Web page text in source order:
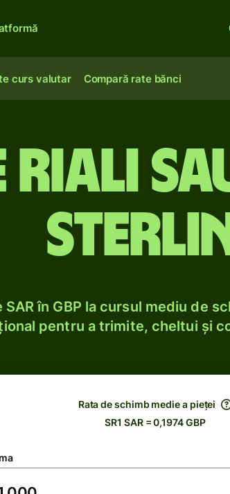
curs valutar Compară rate bănci
riali
în GBP la cursul mediu de
pentru a trimite, cheltui și
Rata de schimb medie a pieței
SR1 SAR = 0,1974 GBP